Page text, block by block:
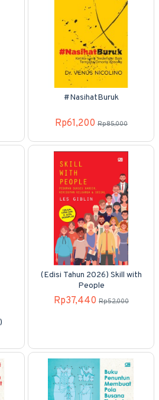
#NasihatBuruk
Rp61,200 Rp85,000
(Edisi Tahun 2026) Skill with
People
Rp37,440 Rp52,000